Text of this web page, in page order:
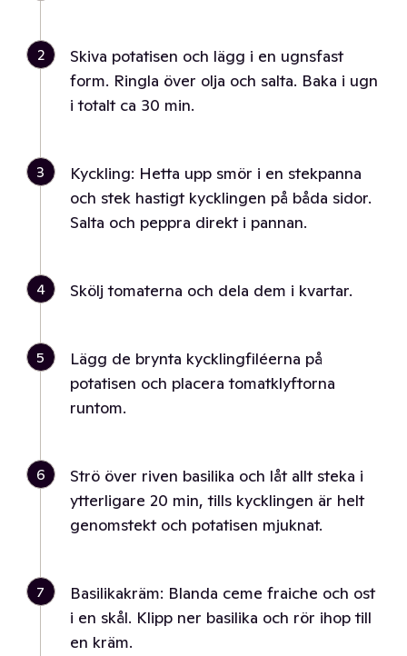
2
Skiva potatisen och lägg i en ugnsfast
form. Ringla över olja och salta. Baka i ugn
i totalt ca 30 min.
3
Kyckling: Hetta upp smör i en stekpanna
och stek hastigt kycklingen på båda sidor.
Salta och peppra direkt i pannan.
4 Skölj tomaterna och dela dem i kvartar.
5
Lägg de brynta kycklingfiléerna på
potatisen och placera tomatklyftorna
runtom.
6
Strö över riven basilika och låt allt steka i
ytterligare 20 min, tills kycklingen är helt
genomstekt och potatisen mjuknat.
7
Basilikakräm: Blanda ceme fraiche och ost
i en skål. Klipp ner basilika och rör ihop till
en kräm.